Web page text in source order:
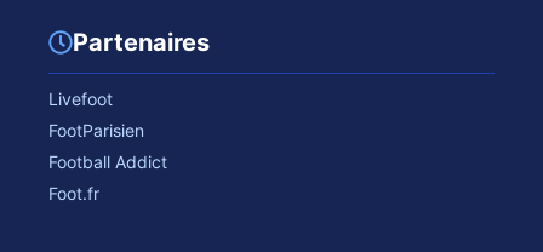
Partenaires
Livefoot
FootParisien
Football Addict
Foot.fr